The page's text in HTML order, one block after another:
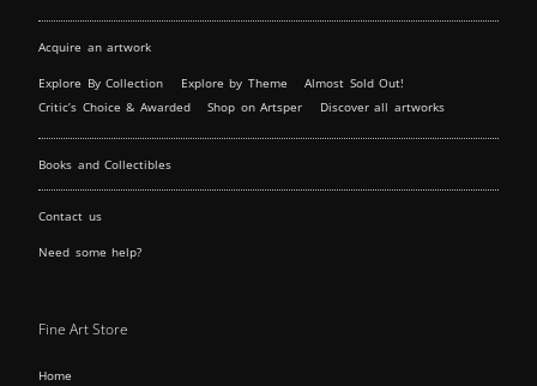
Acquire an artwork
Explore By Collection Explore by Theme
Almost Sold Out!
Critic’s Choice & Awarded
Shop on Artsper Discover all artworks
Books and Collectibles
Contact us
Need some help?
Fine Art Store
Home